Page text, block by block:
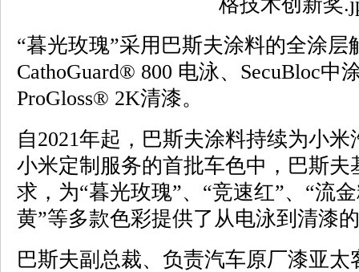
“暮光玫瑰”采用巴斯夫涂料的全涂层
CathoGuard® 800 电泳、SecuBloc中
ProGloss® 2K清漆。
自2021年起，巴斯夫涂料持续为小
小米定制服务的首批车色中，巴斯
求，为“暮光玫瑰”、“竞速红”、“流
黄”等多款色彩提供了从电泳到清漆
巴斯夫副总裁、负责汽车原厂漆亚